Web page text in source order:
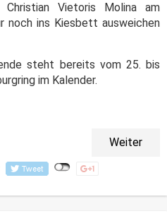
Vietoris Molina am
noch ins Kiesbett ausweichen
steht bereits vom 25. bis
im Kalender.
Weiter